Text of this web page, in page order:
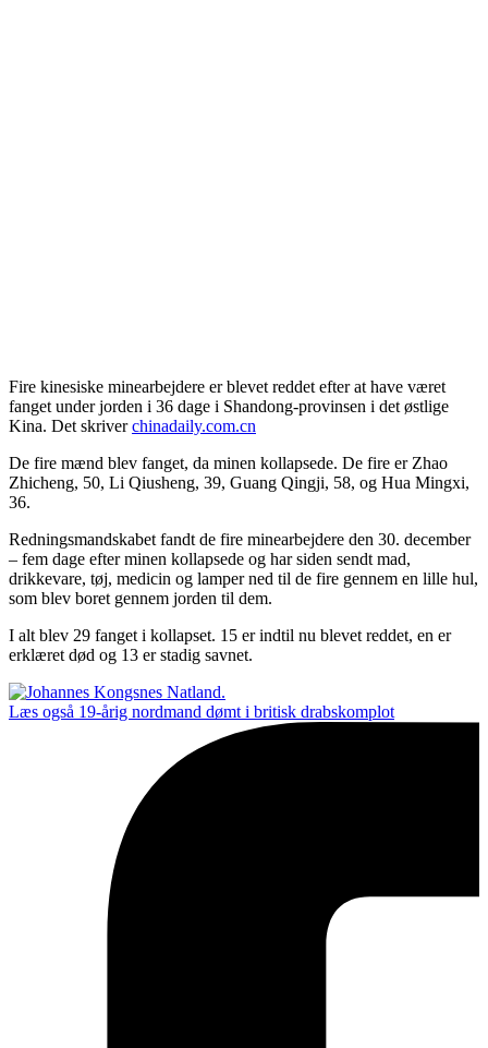
Fire kinesiske minearbejdere er blevet reddet efter at have været
fanget under jorden i 36 dage i Shandong-provinsen i det østlige
Kina. Det skriverchinadaily.com.cn
De fire mænd blev fanget, da minen kollapsede. De fire er Zhao
Zhicheng, 50, Li Qiusheng, 39, Guang Qingji, 58, og Hua Mingxi,
36.
Redningsmandskabet fandt de fire minearbejdere den 30. december
– fem dage efter minen kollapsede og har siden sendt mad,
drikkevare, tøj, medicin og lamper ned til de fire gennem en lille hul,
som blev boret gennem jorden til dem.
I alt blev 29 fanget i kollapset. 15 er indtil nu blevet reddet, en er
erklæret død og 13 er stadig savnet.
Læs også 19-årig nordmand dømt i britisk drabskomplot